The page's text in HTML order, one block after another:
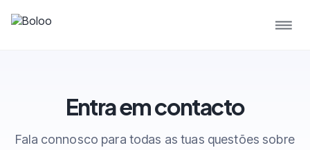
Entra em contacto
Fala connosco para todas as tuas questões sobre